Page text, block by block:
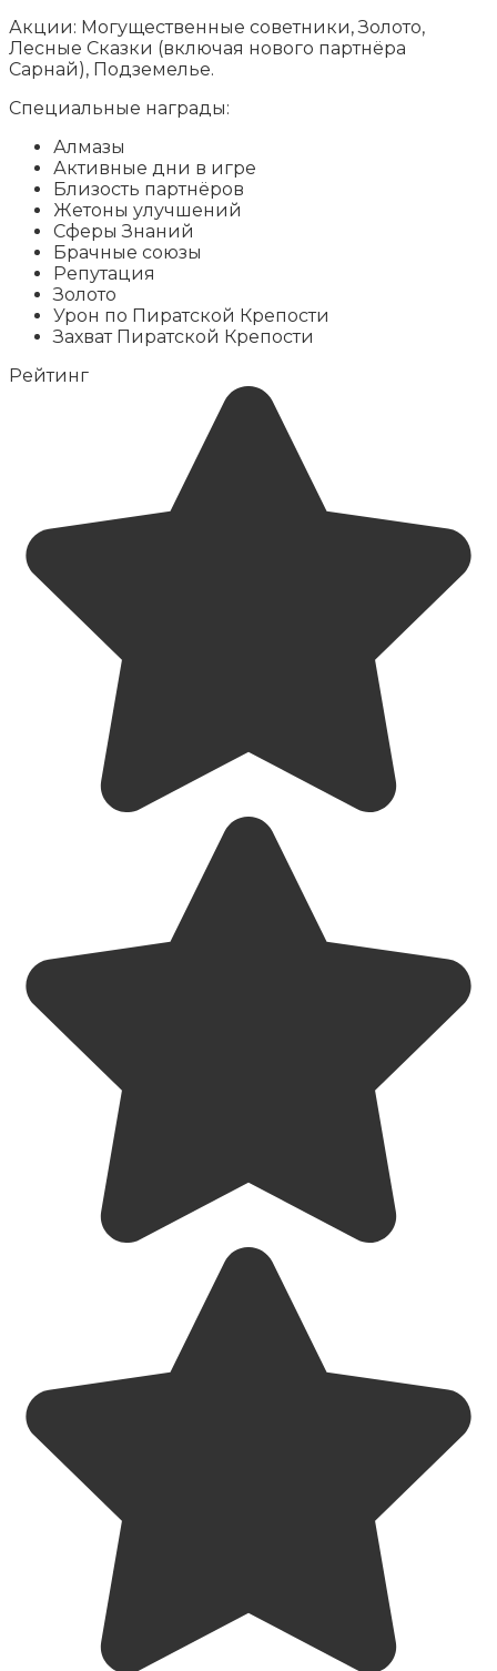
Акции: Могущественные советники, Золото,
Лесные Сказки (включая нового партнёра
Сарнай), Подземелье.
Специальные награды:
Алмазы
Активные дни в игре
Близость партнёров
Жетоны улучшений
Сферы Знаний
Брачные союзы
Репутация
Золото
Урон по Пиратской Крепости
Захват Пиратской Крепости
Рейтинг